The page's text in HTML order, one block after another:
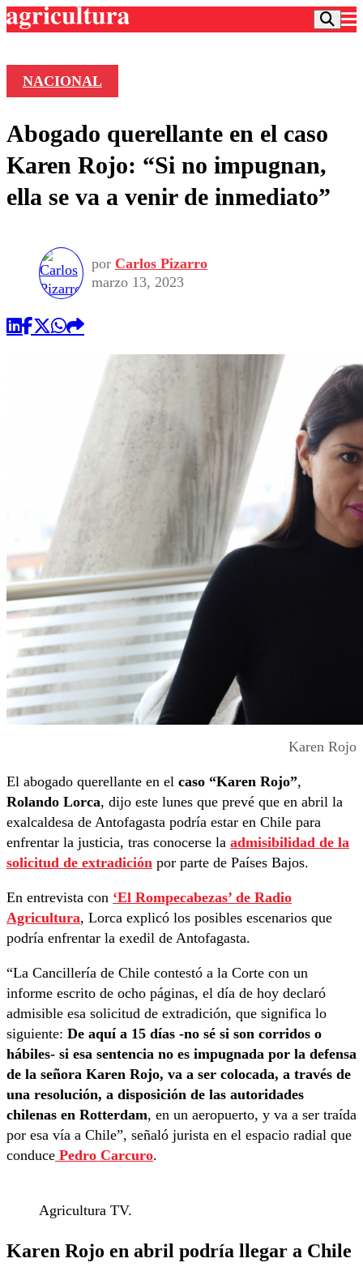
Frecuencias
Agricultura TV
Deportes
Colo Colo
Seleccion Chilena
Torneo Internacional
Entretención
Economía
Internacional
Publicaciones en medios
Opinión
NACIONAL
Abogado querellante en el caso
Karen Rojo: “Si no impugnan,
ella se va a venir de inmediato”
por Carlos Pizarro
marzo 13, 2023
Karen Rojo
El abogado querellante en el caso “Karen Rojo”,
Rolando Lorca, dijo este lunes que prevé que en abril la
exalcaldesa de Antofagasta podría estar en Chile para
enfrentar la justicia, tras conocerse la admisibilidad de la
solicitud de extradición por parte de Países Bajos.
En entrevista con ‘El Rompecabezas’ de Radio
Agricultura, Lorca explicó los posibles escenarios que
podría enfrentar la exedil de Antofagasta.
“La Cancillería de Chile contestó a la Corte con un
informe escrito de ocho páginas, el día de hoy declaró
admisible esa solicitud de extradición, que significa lo
siguiente: De aquí a 15 días -no sé si son corridos o
hábiles- si esa sentencia no es impugnada por la defensa
de la señora Karen Rojo, va a ser colocada, a través de
una resolución, a disposición de las autoridades
chilenas en Rotterdam, en un aeropuerto, y va a ser traída
por esa vía a Chile”, señaló jurista en el espacio radial que
conduce Pedro Carcuro.
Agricultura TV.
Karen Rojo en abril podría llegar a Chile